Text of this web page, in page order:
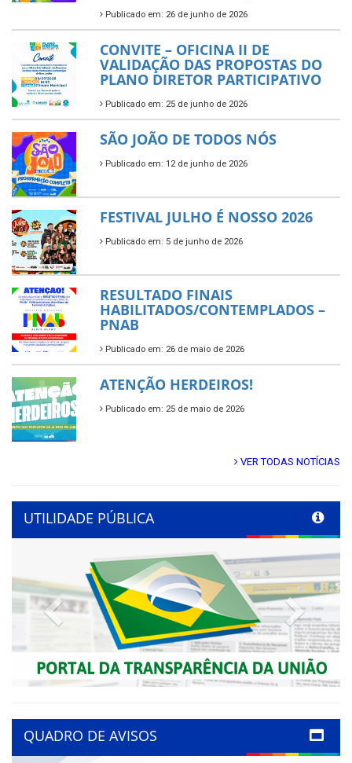
Publicado em: 26 de junho de 2026
CONVITE – OFICINA II DE
VALIDAÇÃO DAS PROPOSTAS DO
PLANO DIRETOR PARTICIPATIVO
Publicado em: 25 de junho de 2026
SÃO JOÃO DE TODOS NÓS
Publicado em: 12 de junho de 2026
FESTIVAL JULHO É NOSSO 2026
Publicado em: 5 de junho de 2026
RESULTADO FINAIS
HABILITADOS/CONTEMPLADOS –
PNAB
Publicado em: 26 de maio de 2026
ATENÇÃO HERDEIROS!
Publicado em: 25 de maio de 2026
VER TODAS NOTÍCIAS
UTILIDADE PÚBLICA
Previous Next
QUADRO DE AVISOS